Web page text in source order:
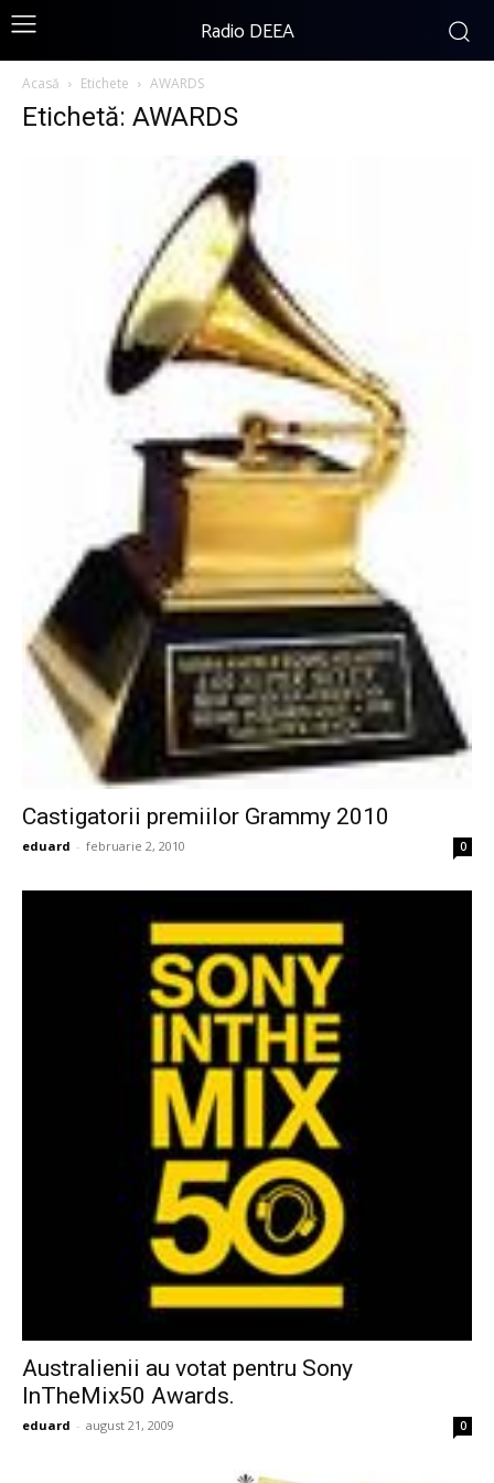
Radio DEEA
Acasă Etichete AWARDS
Etichetă: AWARDS
Castigatorii premiilor Grammy 2010
eduard - februarie 2, 2010 0
Australienii au votat pentru Sony
InTheMix50 Awards.
eduard - august 21, 2009 0